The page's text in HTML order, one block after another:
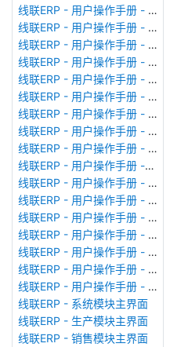
线联ERP - 用户操作手册 - 字段名管理
线联ERP - 用户操作手册 - 模块管理
线联ERP - 用户操作手册 - 广播消息
线联ERP - 用户操作手册 - 审计日志
线联ERP - 用户操作手册 - 公司资料设置
线联ERP - 用户操作手册 - 系统参数设置
线联ERP - 用户操作手册 - 单据类型
线联ERP - 用户操作手册 - 号码规则
线联ERP - 用户操作手册 - 功能菜单
线联ERP - 用户操作手册 -分配临时角色
线联ERP - 用户操作手册 - 组织架构
线联ERP - 用户操作手册 - 用户管理
线联ERP - 用户操作手册 - 角色/岗位管理
线联ERP - 用户操作手册 - 暂估入库明细表
线联ERP - 用户操作手册 - 物料收发明细表
线联ERP - 用户操作手册 - 即时库存余额表
线联ERP - 用户操作手册 - 库存账龄分析表
线联ERP - 系统模块主界面
线联ERP - 生产模块主界面
线联ERP - 销售模块主界面